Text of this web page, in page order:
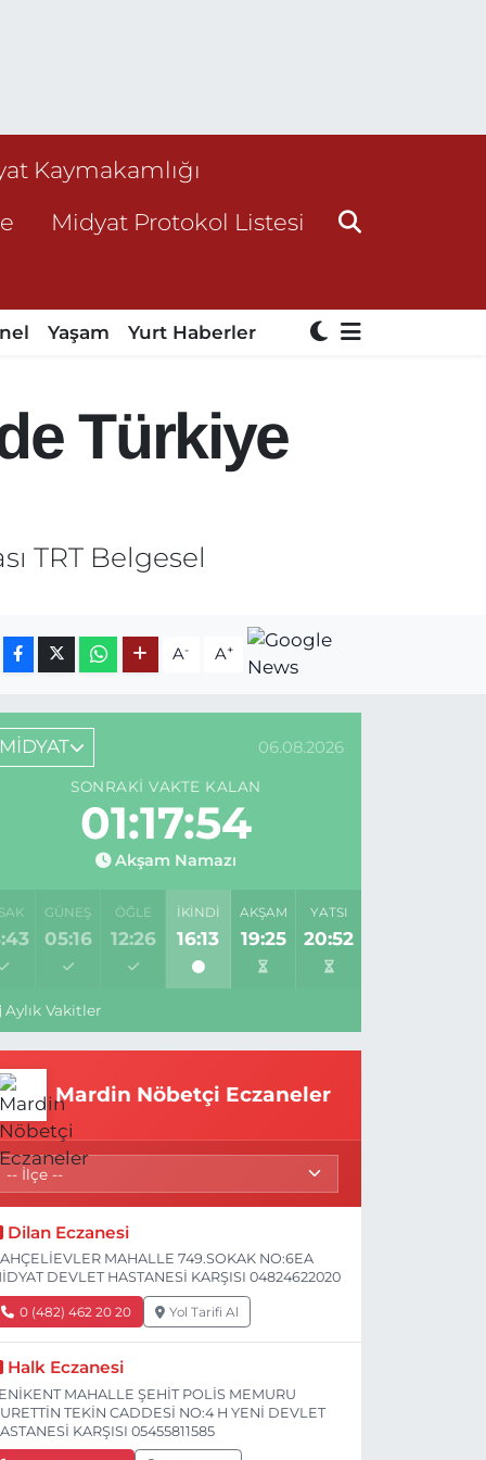
Kaymakamlığı
Midyat Protokol Listesi
Yaşam Yurt Haberler
Türkiye
TRT Belgesel
A- A+
MİDYAT 06.08.2026
SONRAKI VAKTE KALAN
01:17:54
Akşam Namazı
GÜNEŞ
05:16
ÖĞLE
12:26
İKINDI
16:13
AKŞAM
19:25
YATSI
20:52
Aylık Vakitler
Mardin Nöbetçi Eczaneler
Dilan Eczanesi
MAHALLE 749.SOKAK NO:6EA
DEVLET HASTANESİ KARŞISI 04824622020
0 (482) 462 20 20 Yol Tarifi Al
Halk Eczanesi
MAHALLE ŞEHİT POLİS MEMURU
TEKİN CADDESİ NO:4 H YENİ DEVLET
KARŞISI 05455811585